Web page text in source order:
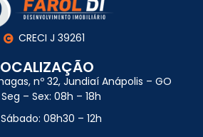
CRECI J 39261
nº 32, Jundiaí Anápolis – GO
Seg – Sex: 08h – 18h
Sábado: 08h30 – 12h